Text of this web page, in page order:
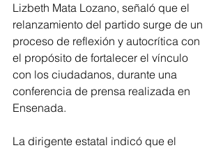
Lizbeth Mata Lozano, señaló que el
relanzamiento del partido surge de un
proceso de reflexión y autocrítica con
el propósito de fortalecer el vínculo
con los ciudadanos, durante una
conferencia de prensa realizada en
Ensenada.
La dirigente estatal indicó que el